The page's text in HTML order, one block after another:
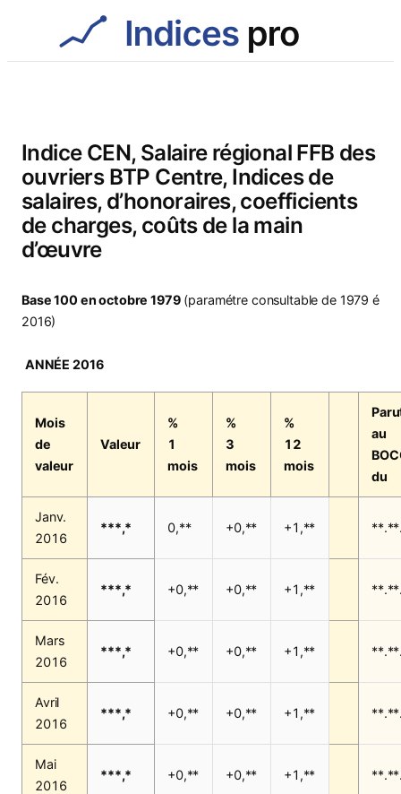
Indice CEN, Salaire régional FFB des
ouvriers BTP Centre, Indices de
salaires, d’honoraires, coefficients
de charges, coûts de la main
d’œuvre
Base 100 en octobre 1979(paramétre consultable de 1979 é
2016)
ANNÉE 2016
Mois
de
valeur
Valeur
%
1
mois
%
3
mois
%
12
mois
au
du
Janv.
2016
***,* 0,** +0,** +1,**
Fév.
2016
***,* +0,** +0,** +1,**
Mars
2016
***,* +0,** +0,** +1,**
Avril
2016
***,* +0,** +0,** +1,**
Mai
2016
***,* +0,** +0,** +1,**